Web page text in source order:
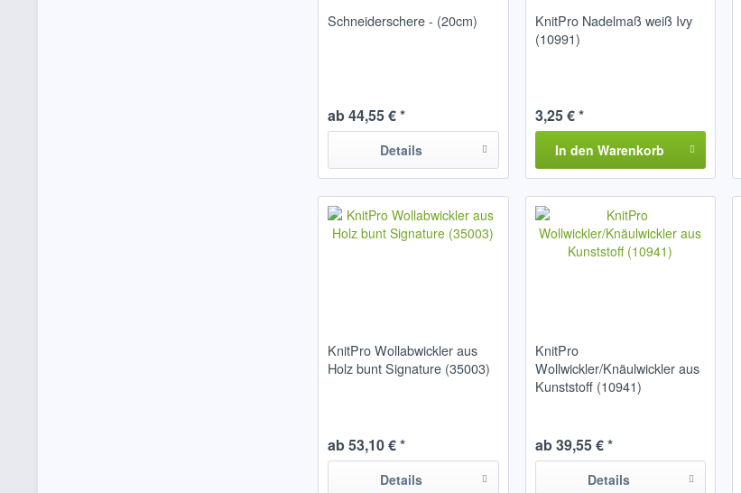
Schneiderschere - (20cm)
ab 44,55 € *
Details
KnitPro Nadelmaß weiß Ivy
(10991)
3,25 € *
In den Warenkorb
KnitPro Wollabwickler aus
Holz bunt Signature (35003)
ab 53,10 € *
Details
KnitPro
Wollwickler/Knäulwickler aus
Kunststoff (10941)
ab 39,55 € *
Details